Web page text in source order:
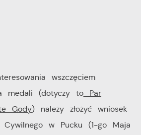
wszczęciem
medali (dotyczy to Par
Gody) należy złożyć wniosek
Cywilnego w Pucku (1-go Maja